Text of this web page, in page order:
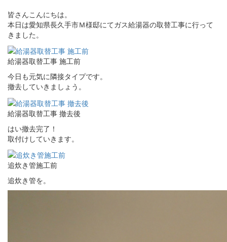
皆さんこんにちは。
本日は愛知県長久手市Ｍ様邸にてガス給湯器の取替工事に行って
きました。
給湯器取替工事 施工前
今日も元気に隣接タイプです。
撤去していきましょう。
給湯器取替工事 撤去後
はい撤去完了！
取付けしていきます。
追炊き管施工前
追炊き管を。